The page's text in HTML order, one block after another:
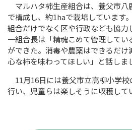
マルハタ柿生産組合は、養父市八
で構成し、約1haで栽培しています
組合だけでなく区や行政なども協力
一組合長は「精魂こめて管理して
ができた。消毒や農薬はできるだ
心な柿を味わってほしい」と話しま
11月16日には養父市立高柳小学校
行い、児童らは楽しそうに収穫して